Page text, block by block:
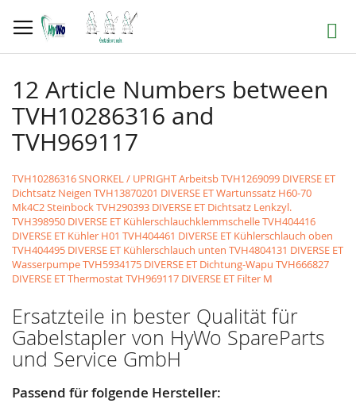
zum
Inhalt
Suche
12 Article Numbers between
TVH10286316 and
TVH969117
TVH10286316 SNORKEL / UPRIGHT ArbeitsbTVH1269099 DIVERSE ET
Dichtsatz Neigen TVH13870201 DIVERSE ET Wartunssatz H60-70
Mk4C2 SteinbockTVH290393 DIVERSE ET Dichtsatz Lenkzyl.
TVH398950 DIVERSE ET KühlerschlauchklemmschelleTVH404416
DIVERSE ET Kühler H01 TVH404461 DIVERSE ET Kühlerschlauch oben
TVH404495 DIVERSE ET Kühlerschlauch unten TVH4804131 DIVERSE ET
WasserpumpeTVH5934175 DIVERSE ET Dichtung-Wapu TVH666827
DIVERSE ET ThermostatTVH969117 DIVERSE ET Filter M
Ersatzteile in bester Qualität für
Gabelstapler von HyWo SpareParts
und Service GmbH
Passend für folgende Hersteller: